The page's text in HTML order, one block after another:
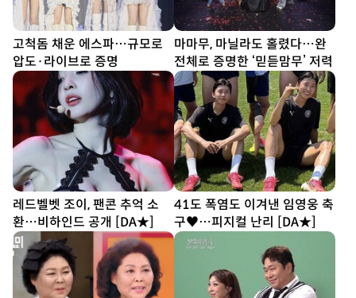
고척돔 채운 에스파…규모로
압도·라이브로 증명
마마무, 마닐라도 홀렸다…완
전체로 증명한 ‘믿듣맘무’ 저력
레드벨벳 조이, 팬콘 추억 소
환…비하인드 공개 [DA★]
41도 폭염도 이겨낸 임영웅 축
구♥…피지컬 난리 [DA★]